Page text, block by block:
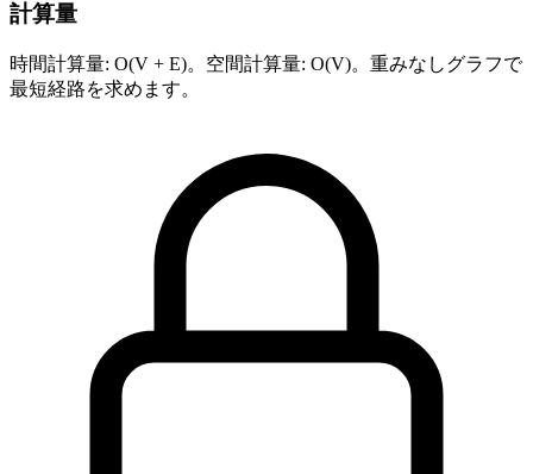
計算量
時間計算量: O(V + E)。空間計算量: O(V)。重みなしグラフで
最短経路を求めます。